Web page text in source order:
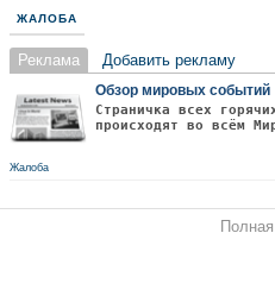
ЖАЛОБА
Реклама Добавить рекламу
Обзор мировых событий
Страничка всех
происходят во всём
Жалоба